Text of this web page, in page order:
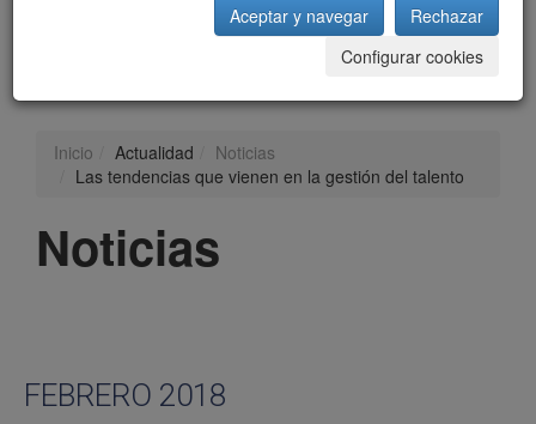
Inicio Actualidad
Noticias
Las tendencias que vienen en la gestión del talento
Noticias
FEBRERO 2018
Aceptar y navegar
Rechazar
Configurar cookies